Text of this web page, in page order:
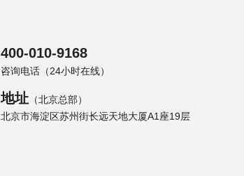
400-010-9168
咨询电话（24小时在线）
地址 （北京总部）
北京市海淀区苏州街长远天地大厦A1座19层